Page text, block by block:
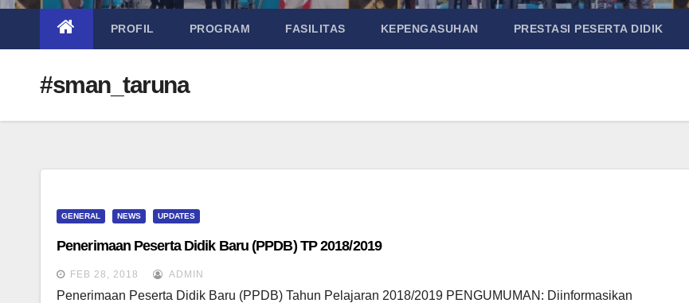
PROFIL PROGRAM FASILITAS KEPENGASUHAN PRESTASI PESERTA DIDIK
#sman_taruna
GENERAL NEWS UPDATES
Penerimaan Peserta Didik Baru (PPDB) TP 2018/2019
FEB 28, 2018 ADMIN
Penerimaan Peserta Didik Baru (PPDB) Tahun Pelajaran 2018/2019 PENGUMUMAN: Diinformasikan